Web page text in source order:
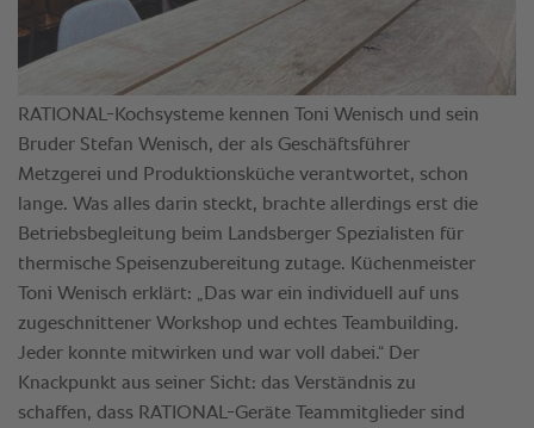
RATIONAL-Kochsysteme kennen Toni Wenisch und sein
Bruder Stefan Wenisch, der als Geschäftsführer
Metzgerei und Produktionsküche verantwortet, schon
lange. Was alles darin steckt, brachte allerdings erst die
Betriebsbegleitung beim Landsberger Spezialisten für
thermische Speisenzubereitung zutage. Küchenmeister
Toni Wenisch erklärt: „Das war ein individuell auf uns
zugeschnittener Workshop und echtes Teambuilding.
Jeder konnte mitwirken und war voll dabei.“ Der
Knackpunkt aus seiner Sicht: das Verständnis zu
schaffen, dass RATIONAL-Geräte Teammitglieder sind